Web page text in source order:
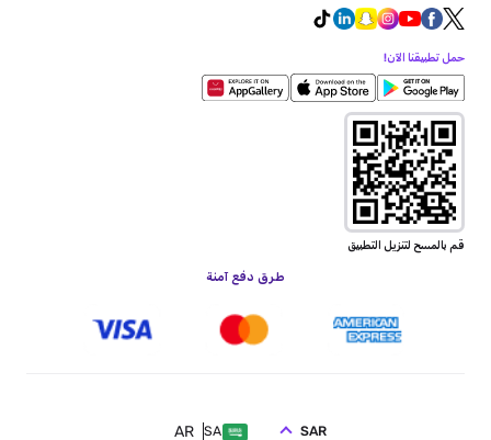
حمل تطبيقنا الآن!
قم بالمسح لتنزيل التطبيق
طرق دفع آمنة
SA
AR SAR